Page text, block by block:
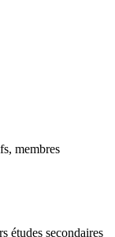
membres
études secondaires